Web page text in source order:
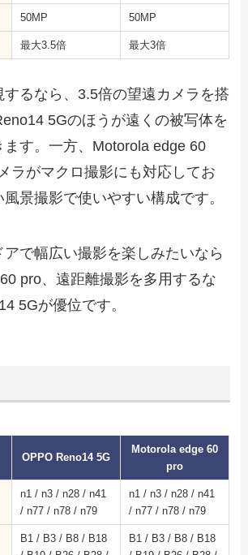
50MP 50MP
最大3.5倍 最大3倍
るなら、3.5倍の望遠カメラを搭
5Gのほうが遠くの被写体を
ます。一方、Motorola edge 60
ラがマクロ撮影にも対応してお
景撮影で使いやすい構成です。
で幅広い撮影を楽しみたいなら
pro、遠距離撮影を多用するな
5Gが優位です。
OPPO Reno14 5G
Motorola edge 60
pro
n1 / n3 / n28 / n41
/ n77 / n78 / n79
n1 / n3 / n28 / n41
/ n77 / n78 / n79
B1 / B3 / B8 / B18
B1 / B3 / B8 / B18